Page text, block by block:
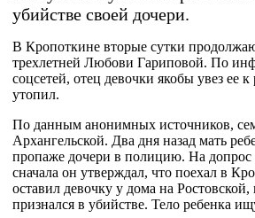
убийстве своей дочери.
В Кропоткине вторые сутки
трехлетней Любови Гариповой. По
соцсетей, отец девочки якобы увез ее
утопил.
По данным анонимных источников,
Архангельской. Два дня назад мать
пропаже дочери в полицию. На допрос
сначала он утверждал, что поехал в
оставил девочку у дома на
признался в убийстве. Тело ребенка